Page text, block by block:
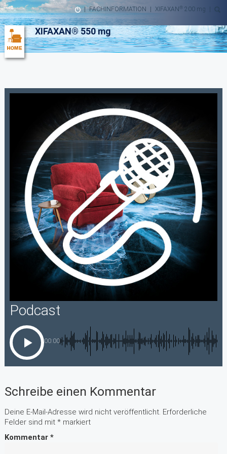
| FACHINFORMATION XIFAXAN ® 200 mg
XIFAXAN® 550 mg
Podcast
00:00
Schreibe einen Kommentar
Deine E-Mail-Adresse wird nicht veröffentlicht. Erforderliche
Felder sind mit *markiert
Kommentar *